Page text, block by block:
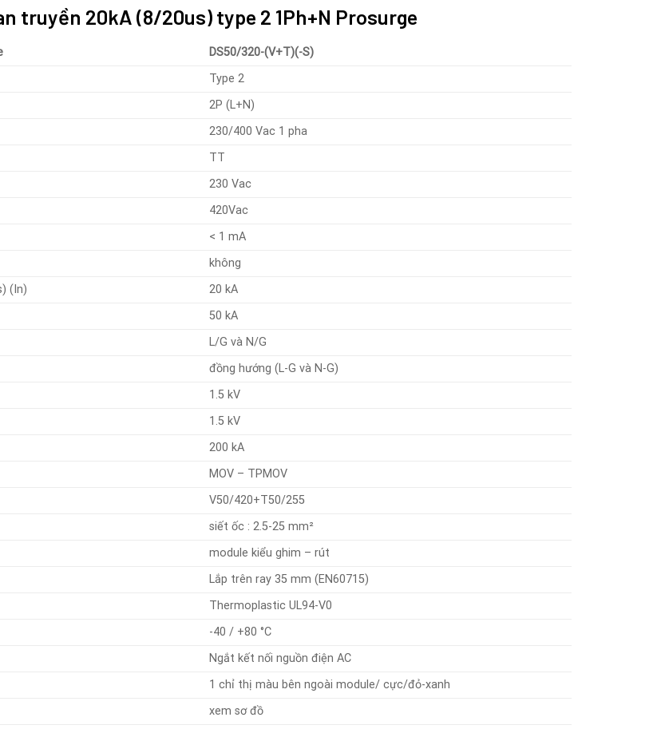
truyền 20kA (8/20us) type 2 1Ph+N Prosurge
DS50/320-(V+T)(-S)
Type 2
2P (L+N)
230/400 Vac 1 pha
TT
230 Vac
420Vac
< 1 mA
không
(In)
20 kA
50 kA
L/G và N/G
đồng hướng (L-G và N-G)
1.5 kV
1.5 kV
200 kA
MOV – TPMOV
V50/420+T50/255
siết ốc : 2.5-25 mm²
module kiểu ghim – rút
Lắp trên ray 35 mm (EN60715)
Thermoplastic UL94-V0
-40 / +80 °C
Ngắt kết nối nguồn điện AC
1 chỉ thị màu bên ngoài module/ cực/đỏ-xanh
xem sơ đồ